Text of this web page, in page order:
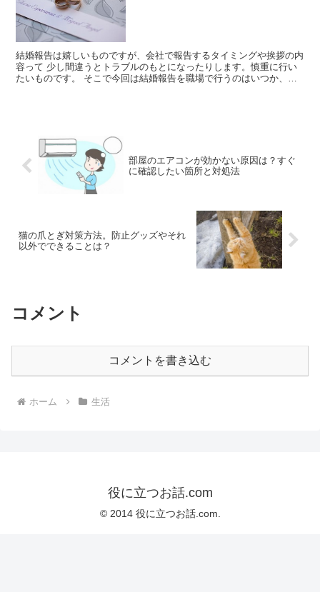
結婚報告は嬉しいものですが、会社で報告するタイミングや挨拶の内
容って 少し間違うとトラブルのもとになったりします。慎重に行い
たいものです。 そこで今回は結婚報告を職場で行うのはいつか、挨
部屋のエアコンが効かない原因は？すぐ
に確認したい箇所と対処法
猫の爪とぎ対策方法。防止グッズやそれ
以外でできることは？
コメント
コメントを書き込む
ホーム 生活
役に立つお話.com
© 2014 役に立つお話.com.